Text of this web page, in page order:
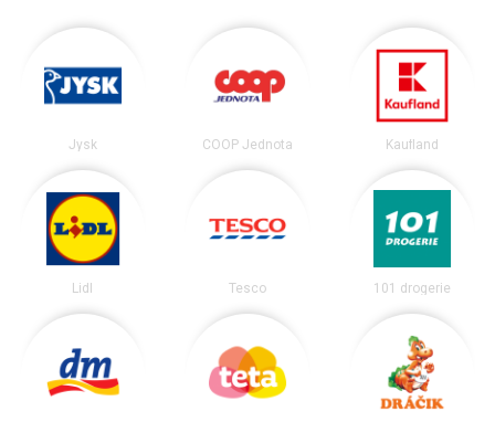
Jysk COOP Jednota Kaufland
Lidl Tesco 101 drogerie